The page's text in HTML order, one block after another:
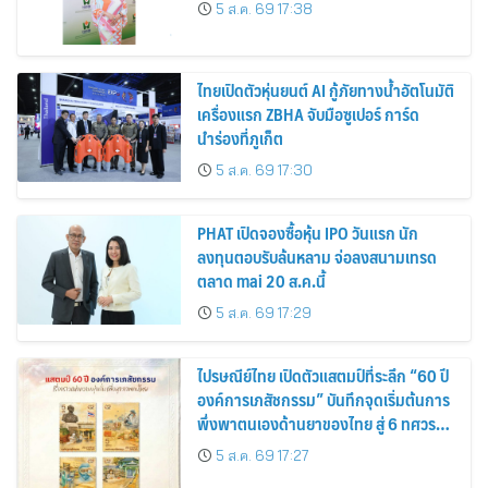
5 ส.ค. 69 17:38
ไทยเปิดตัวหุ่นยนต์ AI กู้ภัยทางน้ำอัตโนมัติ
เครื่องแรก ZBHA จับมือซูเปอร์ การ์ด
นำร่องที่ภูเก็ต
5 ส.ค. 69 17:30
PHAT เปิดจองซื้อหุ้น IPO วันแรก นัก
ลงทุนตอบรับล้นหลาม จ่อลงสนามเทรด
ตลาด mai 20 ส.ค.นี้
5 ส.ค. 69 17:29
ไปรษณีย์ไทย เปิดตัวแสตมป์ที่ระลึก “60 ปี
องค์การเภสัชกรรม” บันทึกจุดเริ่มต้นการ
พึ่งพาตนเองด้านยาของไทย สู่ 6 ทศวรรษ
แห่งการพัฒนาสุขภาพคนไทย
5 ส.ค. 69 17:27